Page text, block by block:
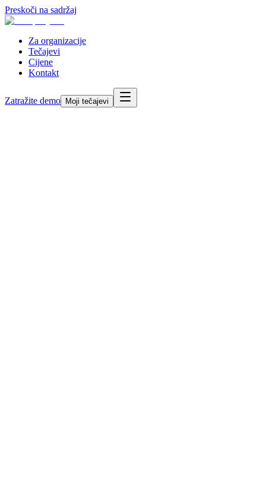
Preskoči na sadržaj
Za organizacije
Tečajevi
Cijene
Kontakt
Zatražite demo Moji tečajevi